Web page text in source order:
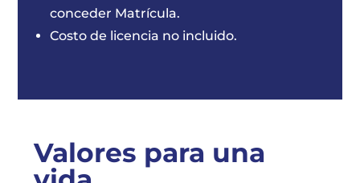
conceder Matrícula.
Costo de licencia no incluido.
Valores para una